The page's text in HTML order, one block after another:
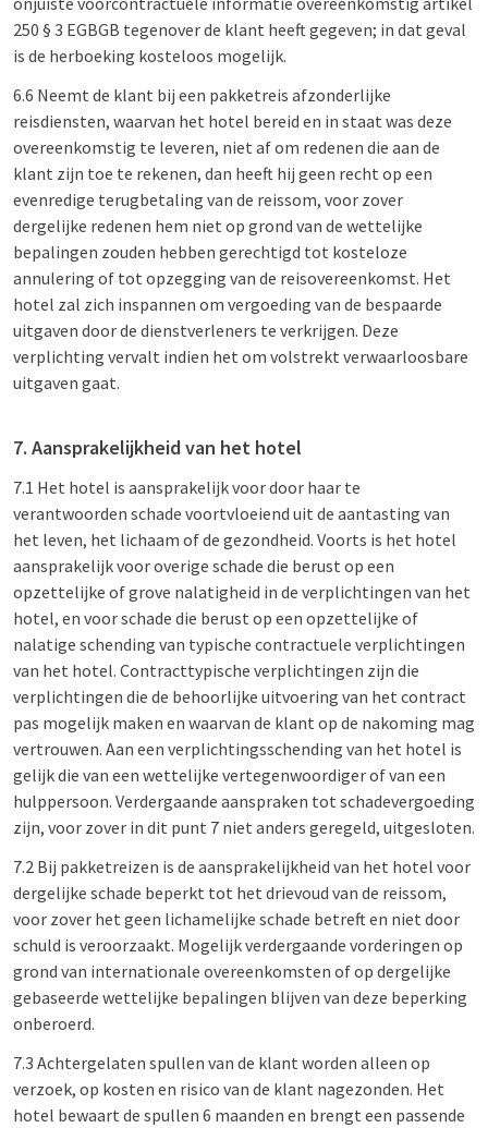
250 § 3 EGBGB tegenover de klant heeft gegeven; in dat geval
is de herboeking kosteloos mogelijk.
6.6 Neemt de klant bij een pakketreis afzonderlijke
reisdiensten, waarvan het hotel bereid en in staat was deze
overeenkomstig te leveren, niet af om redenen die aan de
klant zijn toe te rekenen, dan heeft hij geen recht op een
evenredige terugbetaling van de reissom, voor zover
dergelijke redenen hem niet op grond van de wettelijke
bepalingen zouden hebben gerechtigd tot kosteloze
annulering of tot opzegging van de reisovereenkomst. Het
hotel zal zich inspannen om vergoeding van de bespaarde
uitgaven door de dienstverleners te verkrijgen. Deze
verplichting vervalt indien het om volstrekt verwaarloosbare
uitgaven gaat.
7. Aansprakelijkheid van het hotel
7.1 Het hotel is aansprakelijk voor door haar te
verantwoorden schade voortvloeiend uit de aantasting van
het leven, het lichaam of de gezondheid. Voorts is het hotel
aansprakelijk voor overige schade die berust op een
opzettelijke of grove nalatigheid in de verplichtingen van het
hotel, en voor schade die berust op een opzettelijke of
nalatige schending van typische contractuele verplichtingen
van het hotel. Contracttypische verplichtingen zijn die
verplichtingen die de behoorlijke uitvoering van het contract
pas mogelijk maken en waarvan de klant op de nakoming mag
vertrouwen. Aan een verplichtingsschending van het hotel is
gelijk die van een wettelijke vertegenwoordiger of van een
hulppersoon. Verdergaande aanspraken tot schadevergoeding
zijn, voor zover in dit punt 7 niet anders geregeld, uitgesloten.
7.2 Bij pakketreizen is de aansprakelijkheid van het hotel voor
dergelijke schade beperkt tot het drievoud van de reissom,
voor zover het geen lichamelijke schade betreft en niet door
schuld is veroorzaakt. Mogelijk verdergaande vorderingen op
grond van internationale overeenkomsten of op dergelijke
gebaseerde wettelijke bepalingen blijven van deze beperking
onberoerd.
7.3 Achtergelaten spullen van de klant worden alleen op
verzoek, op kosten en risico van de klant nagezonden. Het
hotel bewaart de spullen 6 maanden en brengt een passende